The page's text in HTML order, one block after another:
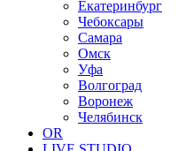
Екатеринбург
Чебоксары
Самара
Омск
Уфа
Волгоград
Воронеж
Челябинск
OR